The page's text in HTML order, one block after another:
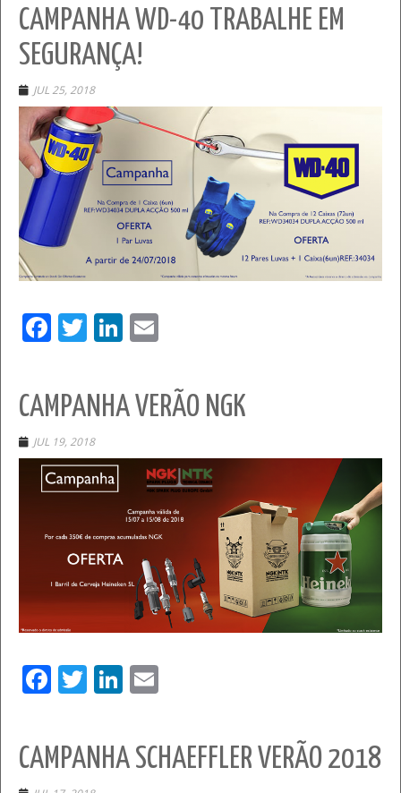
CAMPANHA WD-40 TRABALHE EM
SEGURANÇA!
JUL 25, 2018
Facebook
TwitterLinkedIn
CAMPANHA VERÃO NGK
JUL 19, 2018
Facebook
TwitterLinkedIn
CAMPANHA SCHAEFFLER VERÃO 2018